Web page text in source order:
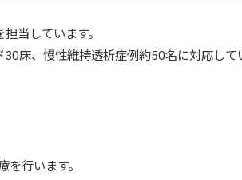
当しています。
床、慢性維持透析症例約50名に対応して
行います。